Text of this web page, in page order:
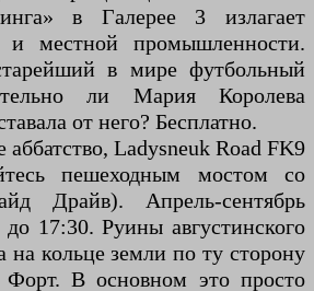
в Галерее 3 излагает
и местной промышленности.
в мире футбольный
ли Мария Королева
от него? Бесплатно.
аббатство, Ladysneuk Road FK9
пешеходным мостом со
Драйв). Апрель-сентябрь
17:30. Руины августинского
на кольце земли по ту сторону
Форт. В основном это просто